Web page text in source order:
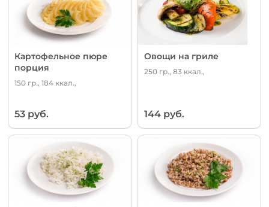
Картофельное пюре
порция
150 гр., 184 ккал.,
53 руб.
Овощи на гриле
250 гр., 83 ккал.,
144 руб.